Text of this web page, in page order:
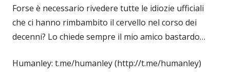
Forse è necessario rivedere tutte le idiozie ufficiali
che ci hanno rimbambito il cervello nel corso dei
decenni? Lo chiede sempre il mio amico bastardo…
Humanley: t.me/humanley (http://t.me/humanley)